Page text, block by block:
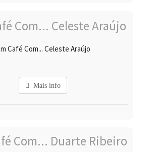
Café Com... Celeste Araújo
Mais info